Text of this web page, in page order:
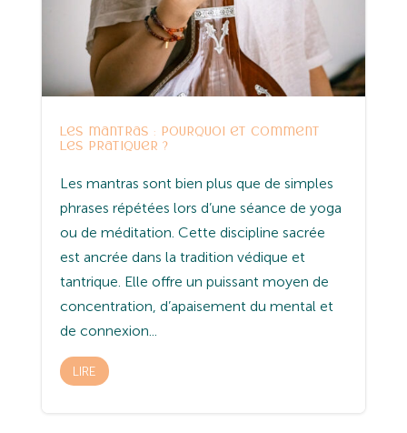
Les mantras : pourquoi et comment
les pratiquer ?
Les mantras sont bien plus que de simples
phrases répétées lors d’une séance de yoga
ou de méditation. Cette discipline sacrée
est ancrée dans la tradition védique et
tantrique. Elle offre un puissant moyen de
concentration, d’apaisement du mental et
de connexion...
LIRE